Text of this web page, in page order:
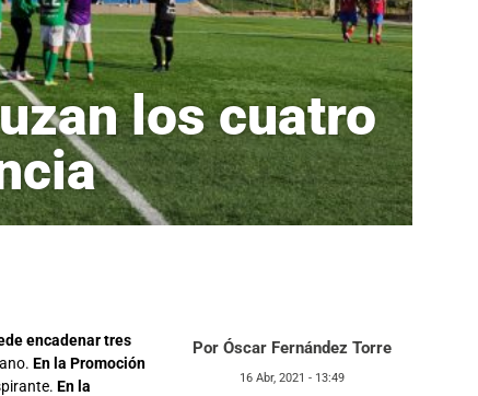
los cuatro
encadenar tres
En la Promoción
En la
Por Óscar Fernández Torre
16 Abr, 2021 - 13:49